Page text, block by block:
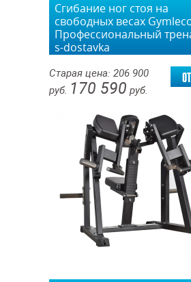
Сгибание ног стоя на
свободных весах
Профессиональный
s-dostavka
Старая цена: 206 900
руб. 170 590 руб.